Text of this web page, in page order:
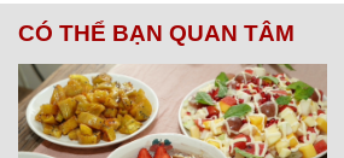
CÓ THỂ BẠN QUAN TÂM